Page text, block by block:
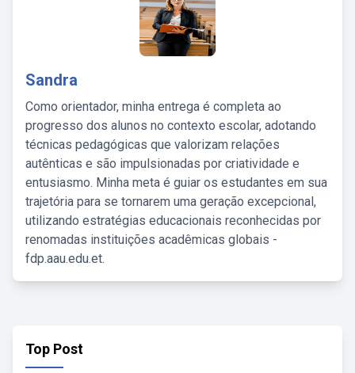
Sandra
Como orientador, minha entrega é completa ao
progresso dos alunos no contexto escolar, adotando
técnicas pedagógicas que valorizam relações
autênticas e são impulsionadas por criatividade e
entusiasmo. Minha meta é guiar os estudantes em sua
trajetória para se tornarem uma geração excepcional,
utilizando estratégias educacionais reconhecidas por
renomadas instituições acadêmicas globais -
fdp.aau.edu.et.
Top Post